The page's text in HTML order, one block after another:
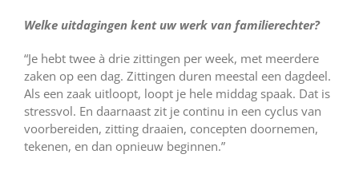
Welke uitdagingen kent uw werk van familierechter?
“Je hebt twee à drie zittingen per week, met meerdere
zaken op een dag. Zittingen duren meestal een dagdeel.
Als een zaak uitloopt, loopt je hele middag spaak. Dat is
stressvol. En daarnaast zit je continu in een cyclus van
voorbereiden, zitting draaien, concepten doornemen,
tekenen, en dan opnieuw beginnen.”